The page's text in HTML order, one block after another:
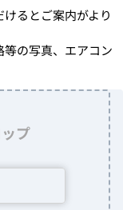
るとご案内がより
の写真、エアコン
プ